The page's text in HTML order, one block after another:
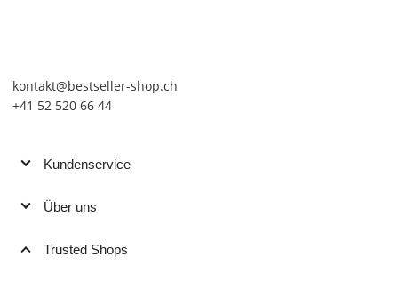
kontakt@bestseller-shop.ch
+41 52 520 66 44
Kundenservice
Über uns
Trusted Shops